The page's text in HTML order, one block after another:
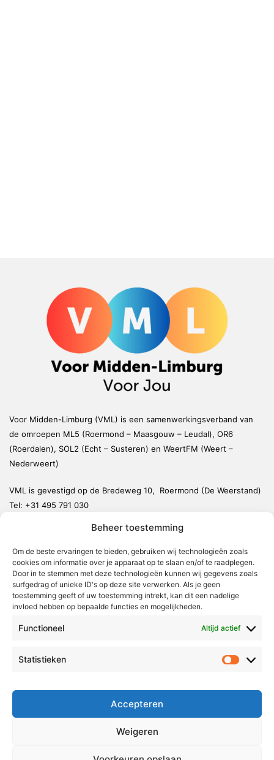
Beheer toestemming
Om de beste ervaringen te bieden, gebruiken wij technologieën zoals
cookies om informatie over je apparaat op te slaan en/of te raadplegen.
Door in te stemmen met deze technologieën kunnen wij gegevens zoals
surfgedrag of unieke ID's op deze site verwerken. Als je geen
toestemming geeft of uw toestemming intrekt, kan dit een nadelige
invloed hebben op bepaalde functies en mogelijkheden.
Functioneel Altijd actief
Statistieken
Accepteren
Weigeren
Voor Midden-Limburg (VML) is een samenwerkingsverband van
de omroepen ML5 (Roermond – Maasgouw – Leudal), OR6
(Roerdalen), SOL2 (Echt – Susteren) en WeertFM (Weert –
Nederweert)
VML is gevestigd op de Bredeweg 10, Roermond (De Weerstand)
Tel: +31 495 791 030
Weert
Nederweert
Leudal
Maasgouw
Echt-Susteren
Roermond
Radio & TV